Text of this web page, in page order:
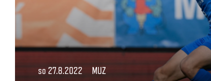
so 27.8.2022 MUZ